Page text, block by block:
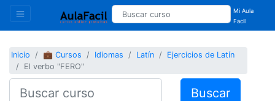
Mi Aula
Facil
Inicio 💼 Cursos Idiomas Latín
Ejercicios de Latín
El verbo "FERO"
Buscar